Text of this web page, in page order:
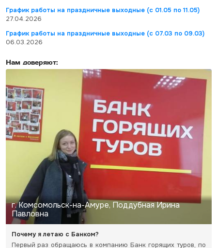
График работы на праздничные выходные (с 01.05 по 11.05)
27.04.2026
График работы на праздничные выходные (с 07.03 по 09.03)
06.03.2026
Нам доверяют:
г. Комсомольск-на-Амуре, Поддубная Ирина
Павловна
Почему я летаю с Банком?
Первый раз обращаюсь в компанию Банк горящих туров, по